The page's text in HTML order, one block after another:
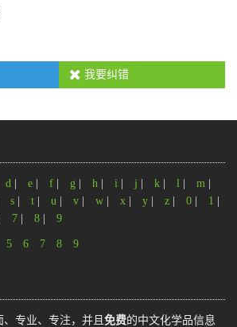
我要纠错
d e f g h i j k l m
s t u v w x y z 0 1
7 8 9
5 6 7 8 9
专业、专注，并且 免费的中文化学品信息